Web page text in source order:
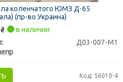
коленчатого ЮМЗ Д-65
(пр-во Украина)
₴
в наличии
Д03-007-М1
Код: 56010-4